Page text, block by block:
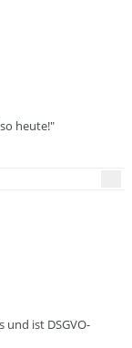
heute!"
und ist DSGVO-